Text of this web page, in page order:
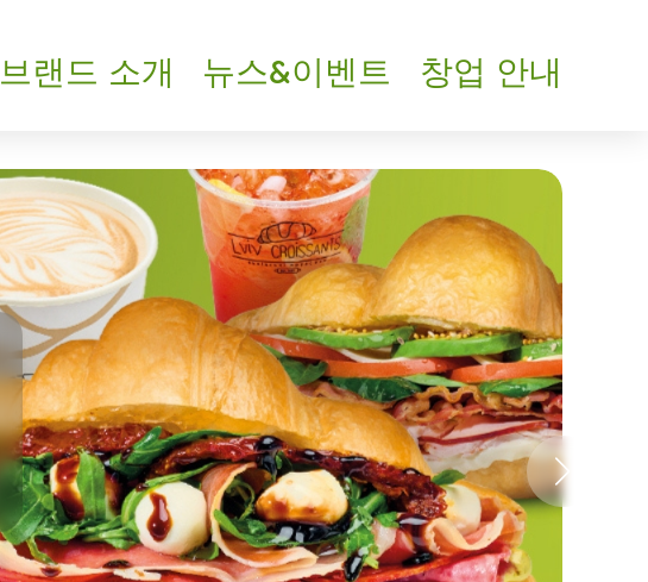
브랜드 소개 뉴스&이벤트 창업 안내
음료
스프&샐러드